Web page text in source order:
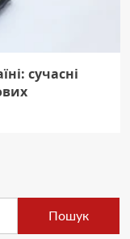
сучасні
Пошук